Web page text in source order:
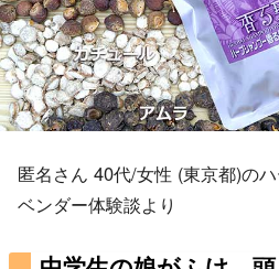
匿名さん 40代/女性 (東京都)の
ベンダー体験談より